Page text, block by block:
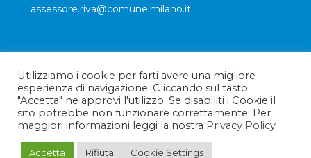
assessore.riva@comune.milano.it
PRIVACY POLICY
Utilizziamo i cookie per farti avere una migliore
esperienza di navigazione. Cliccando sul tasto
"Accetta" ne approvi l'utilizzo. Se disabiliti i Cookie il
sito potrebbe non funzionare correttamente. Per
maggiori informazioni leggi la nostra Privacy Policy
Accetta Rifiuta Cookie Settings